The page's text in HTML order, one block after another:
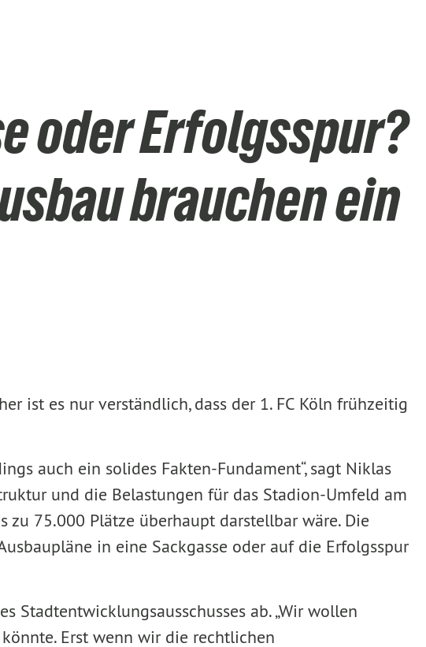
oder Erfolgsspur?
brauchen ein
ist es nur verständlich, dass der 1. FC Köln frühzeitig
auch ein solides Fakten-Fundament“, sagt Niklas
und die Belastungen für das Stadion-Umfeld am
75.000 Plätze überhaupt darstellbar wäre. Die
in eine Sackgasse oder auf die Erfolgsspur
Stadtentwicklungsausschusses ab. „Wir wollen
Erst wenn wir die rechtlichen